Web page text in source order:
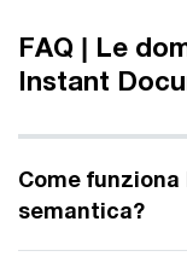
FAQ | Le
Instant
Come
semantica?